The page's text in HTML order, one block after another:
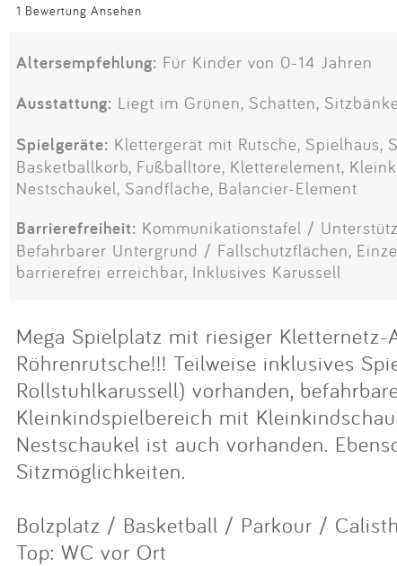
1 Bewertung Ansehen
Altersempfehlung: Für Kinder von 0-14 Jahren
Ausstattung: Liegt im Grünen, Schatten,
Spielgeräte: Klettergerät mit Rutsche, Spielhaus,
Basketballkorb, Fußballtore, Kletterelement,
Nestschaukel, Sandfläche, Balancier-Element
Barrierefreiheit: Kommunikationstafel /
Befahrbarer Untergrund / Fallschutzflächen,
barrierefrei erreichbar, Inklusives Karussell
Mega Spielplatz mit riesiger Kletternetz-
Röhrenrutsche!!! Teilweise inklusives
Rollstuhlkarussell) vorhanden,
Kleinkindspielbereich mit
Nestschaukel ist auch vorhanden.
Sitzmöglichkeiten.
Bolzplatz / Basketball / Parkour /
Top: WC vor Ort